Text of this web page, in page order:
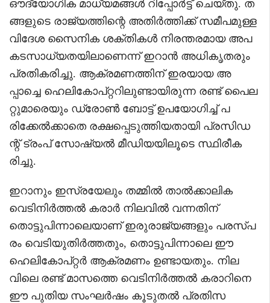
ഔദ്യോഗിക മാധ്യമങ്ങൾ റിപ്പോർട്ട് ചെയ്തു. ത
ങ്ങളുടെ രാജ്യത്തിന്റെ അതിർത്തിക്ക് സമീപമുള്ള
വിദേശ സൈനിക ശക്തികൾ നിരന്തരമായ അപ
കടസാധ്യതയിലാണെന്ന് ഇറാൻ അധികൃതരും
പ്രതികരിച്ചു. ആക്രമണത്തിന് ഇരയായ അ
പ്പാച്ചെ ഹെലികോപ്റ്ററിലുണ്ടായിരുന്ന രണ്ട് പൈല
റ്റുമാരെയും ഡ്രോൺ ബോട്ട് ഉപയോഗിച്ച് പ
രിക്കേൽക്കാതെ രക്ഷപ്പെടുത്തിയതായി പ്രസിഡ
ന്റ് ട്രംപ് സോഷ്യൽ മീഡിയയിലൂടെ സ്ഥിരീക
രിച്ചു.
ഇറാനും ഇസ്രയേലും തമ്മിൽ താൽക്കാലിക
വെടിനിർത്തൽ കരാർ നിലവിൽ വന്നതിന്
തൊട്ടുപിന്നാലെയാണ് ഇരുരാജ്യങ്ങളും പരസ്പ
രം വെടിയുതിർത്തതും, തൊട്ടുപിന്നാലെ ഈ
ഹെലികോപ്റ്റർ ആക്രമണം ഉണ്ടായതും. നില
വിലെ രണ്ട് മാസത്തെ വെടിനിർത്തൽ കരാറിനെ
ഈ പുതിയ സംഘർഷം കൂടുതൽ പ്രതിസ